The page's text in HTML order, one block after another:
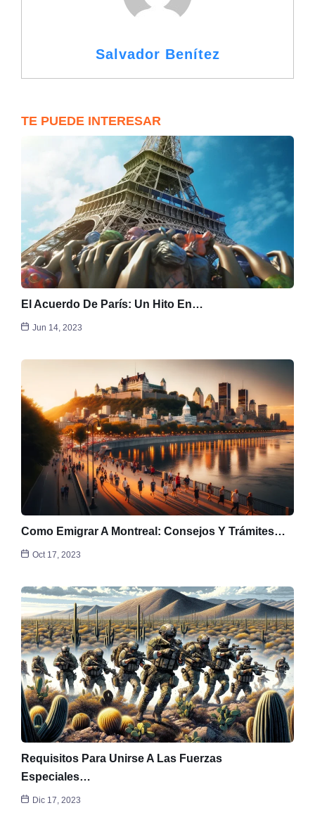
Salvador Benítez
TE PUEDE INTERESAR
El Acuerdo De París: Un Hito En…
Jun 14, 2023
Como Emigrar A Montreal: Consejos Y Trámites…
Oct 17, 2023
Requisitos Para Unirse A Las Fuerzas
Especiales…
Dic 17, 2023